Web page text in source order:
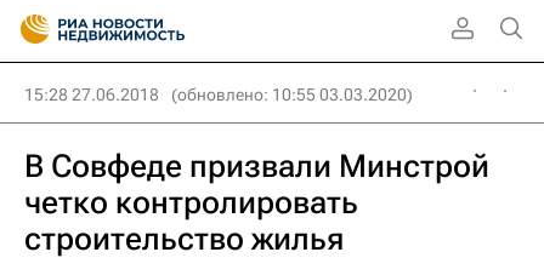
15:28 27.06.2018 (обновлено: 10:55 03.03.2020)
В Совфеде призвали Минстрой
четко контролировать
строительство жилья